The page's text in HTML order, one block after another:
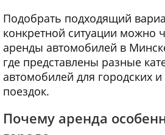
Подобрать подходящий
конкретной ситуации можно
аренды автомобилей в
где представлены разные
автомобилей для городских
поездок.
Почему аренда